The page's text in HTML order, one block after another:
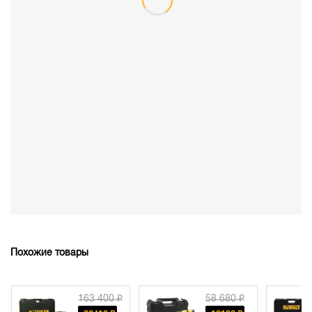
Похожие товары
163 400 ₽ 58 680 ₽ 82 850 ₽